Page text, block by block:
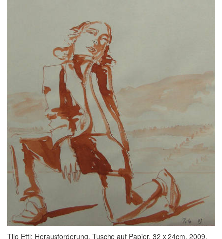
Tilo Ettl: Herausforderung, Tusche auf Papier, 32 x 24cm, 2009,